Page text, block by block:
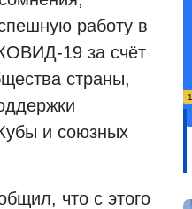
работу в
19 за счёт
страны,
и союзных
что с этого